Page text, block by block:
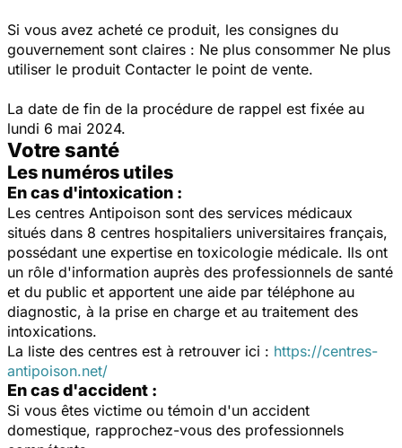
Si vous avez acheté ce produit, les consignes du
gouvernement sont claires : Ne plus consommer Ne plus
utiliser le produit Contacter le point de vente.
La date de fin de la procédure de rappel est fixée au
lundi 6 mai 2024.
Votre santé
Les numéros utiles
En cas d'intoxication :
Les centres Antipoison sont des services médicaux
situés dans 8 centres hospitaliers universitaires français,
possédant une expertise en toxicologie médicale. Ils ont
un rôle d'information auprès des professionnels de santé
et du public et apportent une aide par téléphone au
diagnostic, à la prise en charge et au traitement des
intoxications.
La liste des centres est à retrouver ici : https://centres-
antipoison.net/
En cas d'accident :
Si vous êtes victime ou témoin d'un accident
domestique, rapprochez-vous des professionnels